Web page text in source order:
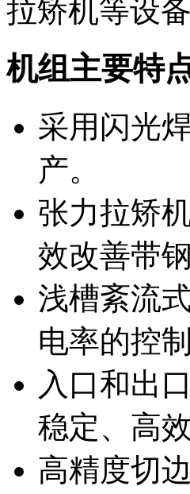
拉矫机等设备
机组主要特
采用闪光
产。
张力拉矫
效改善带
浅槽紊流
电率的控制
入口和出
稳定、高
高精度切